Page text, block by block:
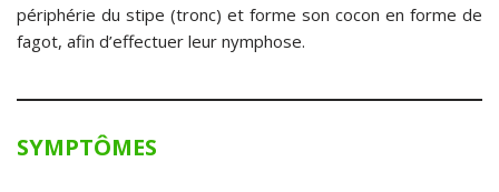
périphérie du stipe (tronc) et forme son cocon en forme de
fagot, afin d’effectuer leur nymphose.
SYMPTÔMES